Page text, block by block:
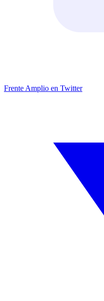
Frente Amplio en Twitter